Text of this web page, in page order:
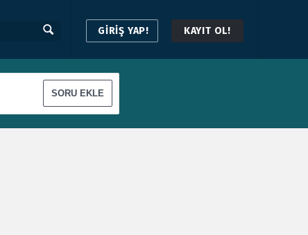
GİRİŞ YAP! KAYIT OL!